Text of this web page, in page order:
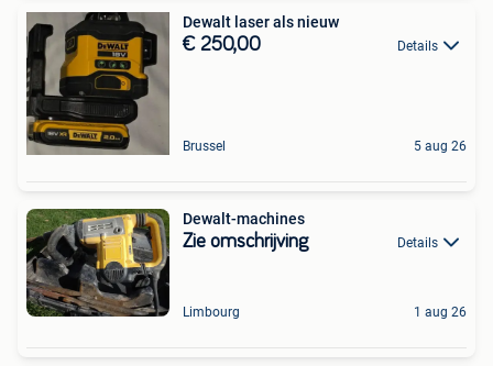
Dewalt laser als nieuw
€ 250,00 Details
Brussel 5 aug 26
Dewalt-machines
Zie omschrijving Details
Limbourg 1 aug 26